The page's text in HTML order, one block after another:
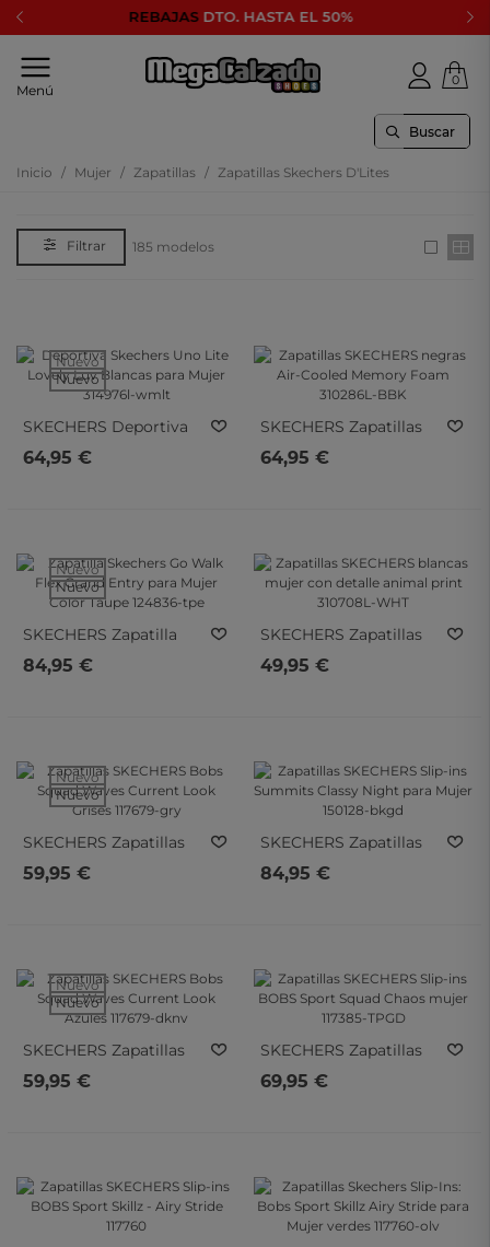
50% Fracciona los pagos con
Menú
0
Inicio / Mujer / Zapatillas / Zapatillas Skechers D'Lites
Filtrar 185 modelos
Nuevo
Nuevo
SKECHERS Deportiva
Skechers Uno Lite
Lovely Luv Blancas Para
64,95 €
SKECHERS Zapatillas
SKECHERS Negras Air-
Cooled Memory Foam
64,95 €
Nuevo
Nuevo
SKECHERS Zapatilla
Skechers Go Walk Flex
Grand Entry Para Mujer
84,95 €
SKECHERS Zapatillas
SKECHERS Blancas
Mujer Con Detalle
49,95 €
Nuevo
Nuevo
SKECHERS Zapatillas
SKECHERS Bobs Squad
Waves Current Look
59,95 €
SKECHERS Zapatillas
SKECHERS Slip-Ins
Summits Classy Night
84,95 €
Nuevo
Nuevo
SKECHERS Zapatillas
SKECHERS Bobs Squad
Waves Current Look
59,95 €
SKECHERS Zapatillas
SKECHERS Slip-Ins
BOBS Sport Squad
69,95 €